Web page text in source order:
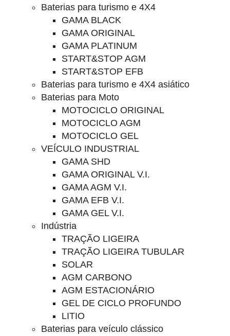
Baterias para turismo e 4X4
GAMA BLACK
GAMA ORIGINAL
GAMA PLATINUM
START&STOP AGM
START&STOP EFB
Baterias para turismo e 4X4 asiático
Baterias para Moto
MOTOCICLO ORIGINAL
MOTOCICLO AGM
MOTOCICLO GEL
VEÍCULO INDUSTRIAL
GAMA SHD
GAMA ORIGINAL V.I.
GAMA AGM V.I.
GAMA EFB V.I.
GAMA GEL V.I.
Indústria
TRAÇÃO LIGEIRA
TRAÇÃO LIGEIRA TUBULAR
SOLAR
AGM CARBONO
AGM ESTACIONÁRIO
GEL DE CICLO PROFUNDO
LITIO
Baterias para veículo clássico